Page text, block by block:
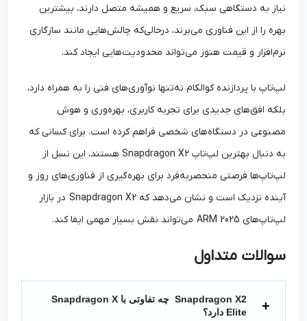
نیاز به دستگاهی سبک، سریع و همیشه متصل دارند، بیشترین
بهره را از این فناوری می‌برند، درحالی‌که چالش‌هایی مانند سازگاری
نرم‌افزار و قیمت هنوز می‌تواند محدودیت‌هایی ایجاد کند.
لپ‌تاپ با پردازنده کوالکام نه‌تنها نوآوری‌های فنی را به همراه دارد،
بلکه افق‌های جدیدی برای تجربه کاربری، بهره‌وری و هوش
مصنوعی در دستگاه‌های شخصی فراهم کرده است. برای کسانی که
به دنبال بهترین لپ‌تاپ Snapdragon X2 هستند، این نسل از
لپ‌تاپ‌ها فرصتی منحصربه‌فرد برای بهره‌گیری از فناوری‌های روز و
آینده نزدیک است و نشان می‌دهد که Snapdragon X2 در بازار
لپ‌تاپ‌های ARM 2025 می‌تواند نقش بسیار مهمی ایفا کند.
سوالات متداول
Snapdragon X2 چه تفاوتی با Snapdragon X
Elite دارد؟